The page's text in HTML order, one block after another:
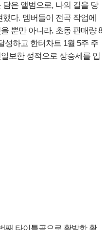
은 앨범으로, 나의 길을 당
다. 멤버들이 전곡 작업에
뿐만 아니라, 초동 판매량 8
성하고 한터차트 1월 5주 주
보한 성적으로 상승세를 입